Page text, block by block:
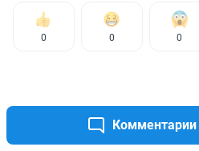
Комментарии
0 0 0